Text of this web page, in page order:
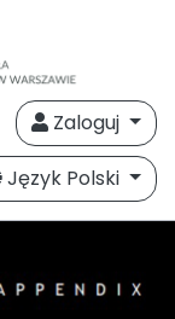
Zaloguj
Język Polski